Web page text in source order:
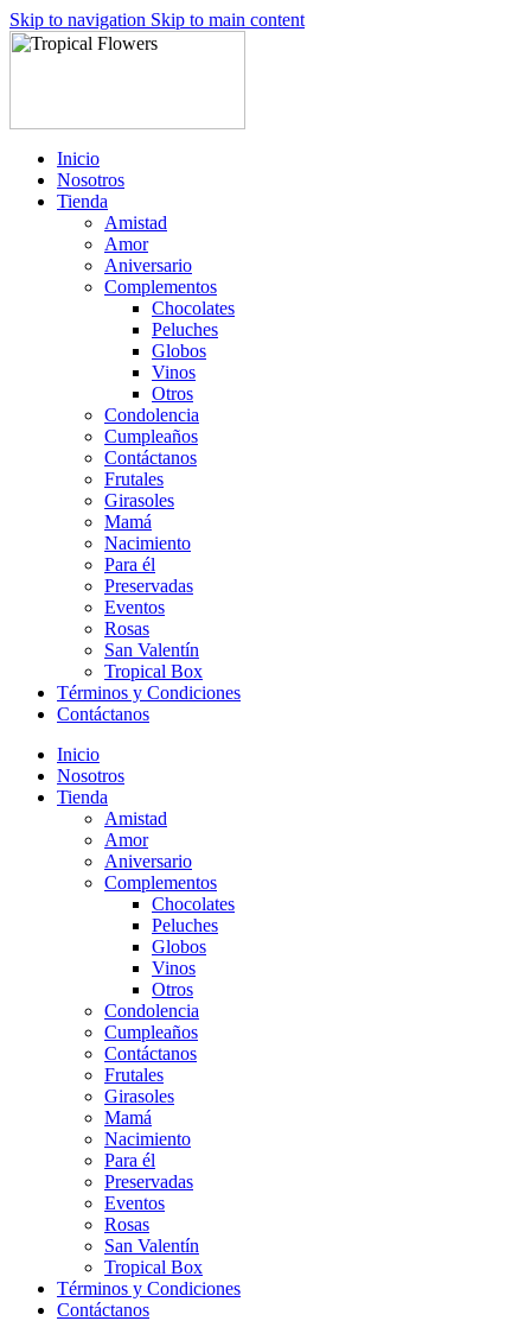
Skip to navigation Skip to main content
Inicio
Nosotros
Tienda
Amistad
Amor
Aniversario
Complementos
Chocolates
Peluches
Globos
Vinos
Otros
Condolencia
Cumpleaños
Contáctanos
Frutales
Girasoles
Mamá
Nacimiento
Para él
Preservadas
Eventos
Rosas
San Valentín
Tropical Box
Términos y Condiciones
Contáctanos
Inicio
Nosotros
Tienda
Amistad
Amor
Aniversario
Complementos
Chocolates
Peluches
Globos
Vinos
Otros
Condolencia
Cumpleaños
Contáctanos
Frutales
Girasoles
Mamá
Nacimiento
Para él
Preservadas
Eventos
Rosas
San Valentín
Tropical Box
Términos y Condiciones
Contáctanos